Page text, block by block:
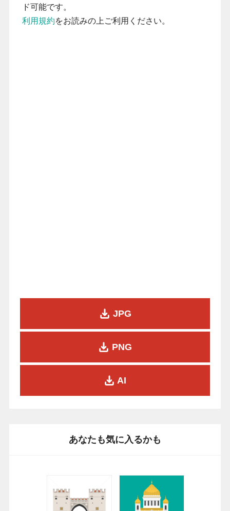
ド可能です。
利用規約をお読みの上ご利用ください。
JPG
PNG
AI
あなたも気に入るかも